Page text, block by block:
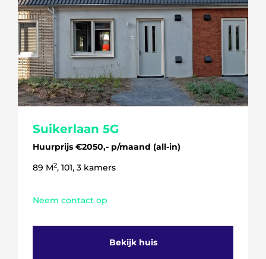
Suikerlaan 5G
Huurprijs €2050,- p/maand (all-in)
89 M2, 101, 3 kamers
Neem contact op
Bekijk huis